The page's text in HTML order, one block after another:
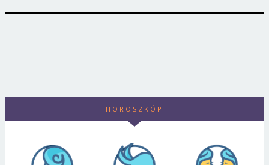
HOROSZKÓP